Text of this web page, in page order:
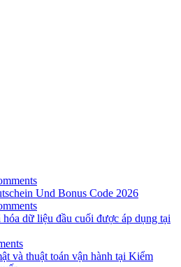
Und Bonus Code 2026
dữ liệu đầu cuối được áp dụng tại
và thuật toán vận hành tại Kiểm